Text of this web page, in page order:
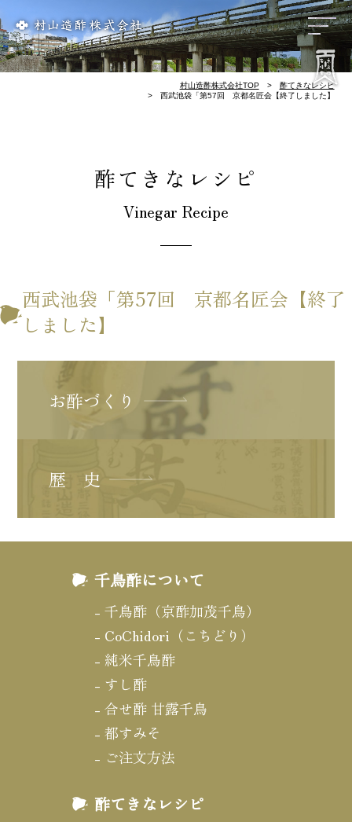
リンク集会社概要歴 史お酢づくり千鳥酢と南丹市料理屋様のレシピ酢てきなレシピ千鳥酢について
村山造酢株式会社TOP
酢てきなレシピ
西武池袋「第57回 京都名匠会【終了しました】
酢てきなレシピ
Vinegar Recipe
西武池袋「第57回 京都名匠会【終了
しました】
お酢づくり
歴 史
千鳥酢について
千鳥酢（京酢加茂千鳥）
CoChidori（こちどり）
純米千鳥酢
すし酢
合せ酢 甘露千鳥
都すみそ
ご注文方法
酢てきなレシピ